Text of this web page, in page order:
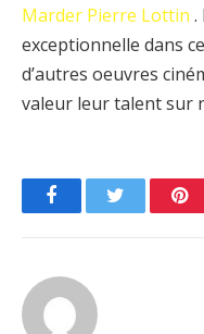
Marder Pierre Lottin .
exceptionnelle dans
d’autres oeuvres
valeur leur talent sur
FacebookTwitter